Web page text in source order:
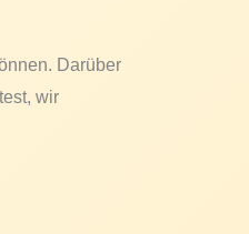
Darüber
wir